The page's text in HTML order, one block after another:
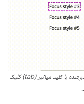
ببینید وقتی کاربر کیبورد روی هر عنصر فوکوس استایل‌بندی‌شده با کلید میانبر (tab) کلیک